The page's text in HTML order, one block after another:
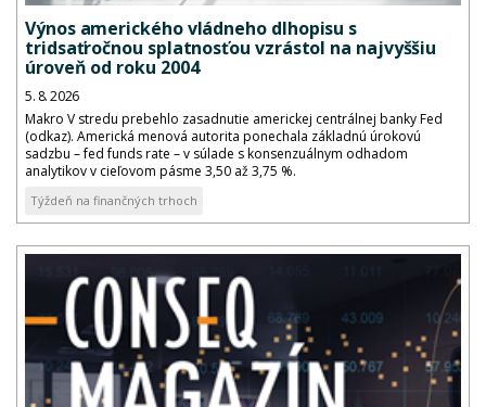
Výnos amerického vládneho dlhopisu s
tridsaťročnou splatnosťou vzrástol na najvyššiu
úroveň od roku 2004
5. 8. 2026
Makro V stredu prebehlo zasadnutie americkej centrálnej banky Fed
(odkaz). Americká menová autorita ponechala základnú úrokovú
sadzbu – fed funds rate – v súlade s konsenzuálnym odhadom
analytikov v cieľovom pásme 3,50 až 3,75 %.
Týždeň na finančných trhoch